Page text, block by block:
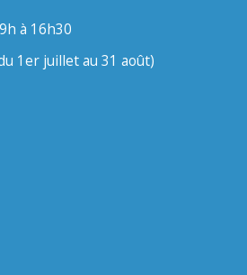
à 16h30
1er juillet au 31 août)